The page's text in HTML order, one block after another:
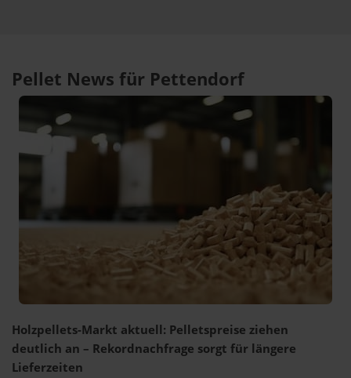
Pellet News für Pettendorf
Holzpellets-Markt aktuell: Pelletspreise ziehen
deutlich an – Rekordnachfrage sorgt für längere
Lieferzeiten